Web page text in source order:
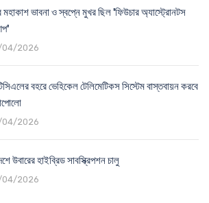
মহাকাশ ভাবনা ও স্বপ্নে মুখর ছিল 'ফিউচার অ্যাস্ট্রোনটস
2026
বহরে ভেহিকেল টেলিমেটিকস সিস্টেম বাস্তবায়ন করবে
2026
উবারের হাইব্রিড সাবস্ক্রিপশন চালু
2026